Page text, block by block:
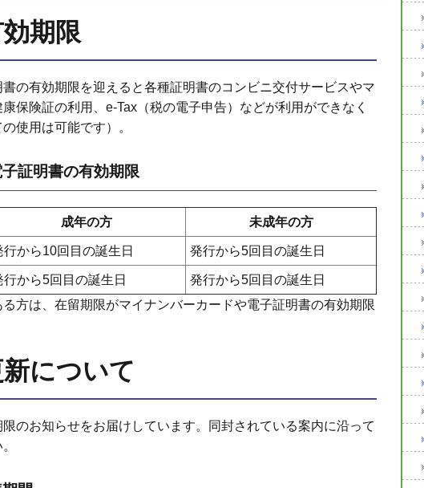
期限
の有効期限を迎えると各種証明書のコンビニ交付サービスやマ
保険証の利用、e-Tax（税の電子申告）などが利用ができなく
使用は可能です）。
証明書の有効期限
成年の方 未成年の方
行から10回目の誕生日 発行から5回目の誕生日
行から5回目の誕生日
発行から5回目の誕生日
方は、在留期限がマイナンバーカードや電子証明書の有効期限
について
のお知らせをお届けしています。同封されている案内に沿って